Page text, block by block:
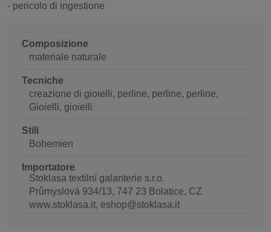
- pericolo di ingestione
Composizione
materiale naturale
Tecniche
creazione di gioielli, perline, perline, perline,
Gioielli, gioielli
Stili
Bohemien
Importatore
Stoklasa textilní galanterie s.r.o.
Průmyslová 934/13, 747 23 Bolatice, CZ
www.stoklasa.it, eshop@stoklasa.it